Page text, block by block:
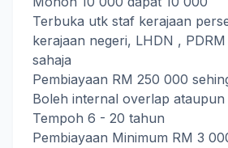
Terbuka utk staf kerajaan
kerajaan negeri, LHDN , PDRM
sahaja
Pembiayaan RM 250 000
Boleh internal overlap
Tempoh 6 - 20 tahun
Pembiayaan Minimum RM 3